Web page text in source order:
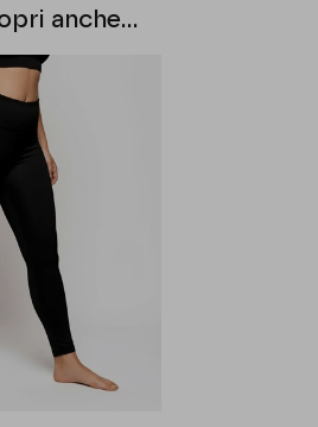
anche...